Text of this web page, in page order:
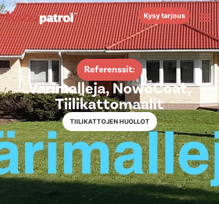
Kysy tarjous
Referenssit:
Värimalleja, NowoCoat,
Tiilikattomaalit
TIILIKATTOJEN HUOLLOT